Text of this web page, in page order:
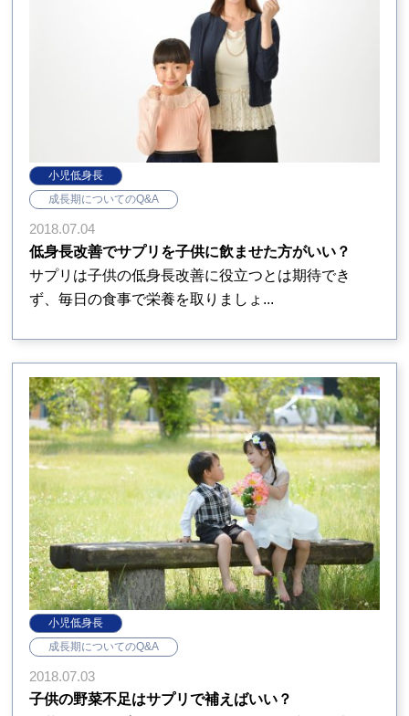
小児低身長
成長期についてのQ&A
2018.07.04
低身長改善でサプリを子供に飲ませた方がいい？
サプリは子供の低身長改善に役立つとは期待でき
ず、毎日の食事で栄養を取りましょ...
小児低身長
成長期についてのQ&A
2018.07.03
子供の野菜不足はサプリで補えばいい？